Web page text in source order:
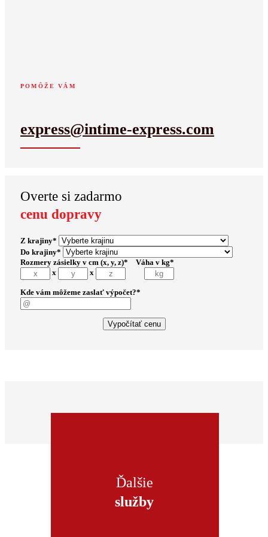
POMÔŽE VÁM
express@intime-express.com
Overte si zadarmo
cenu dopravy
Z krajiny*
Do krajiny*
Rozmery zásielky v cm (x, y, z)*
x
x
Váha v kg*
Kde vám môžeme zaslať výpočet?*
Vypočítať cenu
Ďalšie
služby